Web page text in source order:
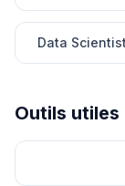
Data
Outils utiles